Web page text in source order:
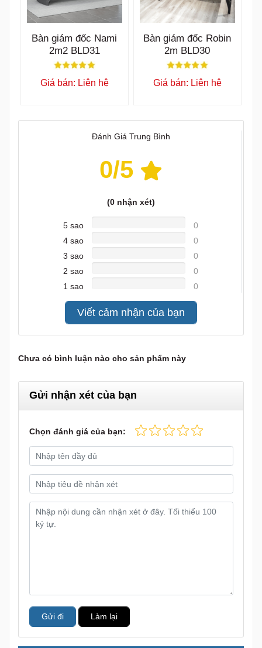
Bàn giám đốc Nami
2m2 BLD31
Giá bán: Liên hệ
Bàn giám đốc Robin
2m BLD30
Giá bán: Liên hệ
Đánh Giá Trung Bình
0/5
(0nhận xét)
5 sao
0
4 sao
0
3 sao
0
2 sao
0
1 sao
0
Viết cảm nhận của bạn
Chưa có bình luận nào cho sản phẩm này
Gửi nhận xét của bạn
Chọn đánh giá của bạn:
Gửi đi Làm lại